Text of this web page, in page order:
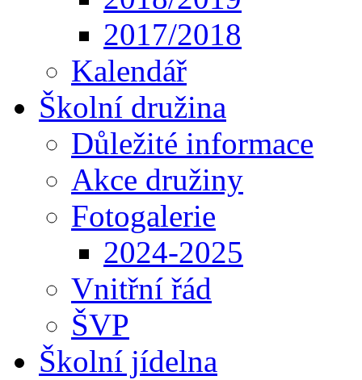
2017/2018
Kalendář
Školní družina
Důležité informace
Akce družiny
Fotogalerie
2024-2025
Vnitřní řád
ŠVP
Školní jídelna